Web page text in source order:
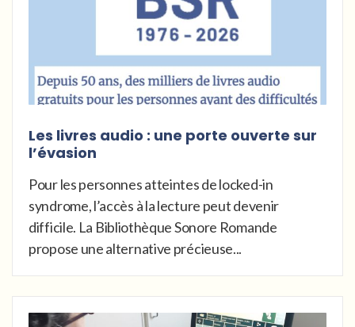
Les livres audio : une porte ouverte sur
l’évasion
Pour les personnes atteintes de locked-in
syndrome, l’accès à la lecture peut devenir
difficile. La Bibliothèque Sonore Romande
propose une alternative précieuse...